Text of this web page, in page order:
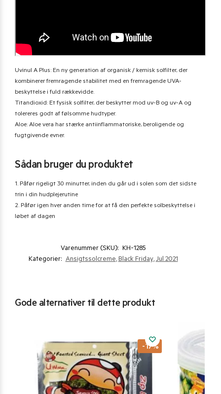
Uvinul A Plus: En ny generation af organisk / kemisk solfilter, der
kombinerer fremragende stabilitet med en fremragende UVA-
beskyttelse i fuld rækkevidde.
Titandioxid: Et fysisk solfilter, der beskytter mod uv-B og uv-A og
tolereres godt af følsomme hudtyper.
Aloe: Aloe vera har stærke antiinflammatoriske, beroligende og
fugtgivende evner.
Sådan bruger du produktet
1. Påfør rigeligt 30 minutter, inden du går ud i solen som det sidste
trin i din hudplejerutine
2. Påfør igen hver anden time for at få den perfekte solbeskyttelse i
løbet af dagen
Varenummer (SKU): KH-1285
Kategorier: Ansigtssolcreme,Black Friday,Jul 2021
Gode alternativer til dette produkt
-17%